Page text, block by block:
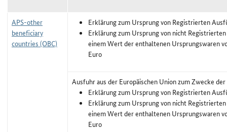
APS-other
beneficiary
countries (OBC)
Erklärung zum Ursprung von Registrierten
Erklärung zum Ursprung von nicht
einem Wert der enthaltenen Ursprungswaren
Euro
Ausfuhr aus der Europäischen Union zum Zwecke
Erklärung zum Ursprung von Registrierten
Erklärung zum Ursprung von nicht
einem Wert der enthaltenen Ursprungswaren
Euro